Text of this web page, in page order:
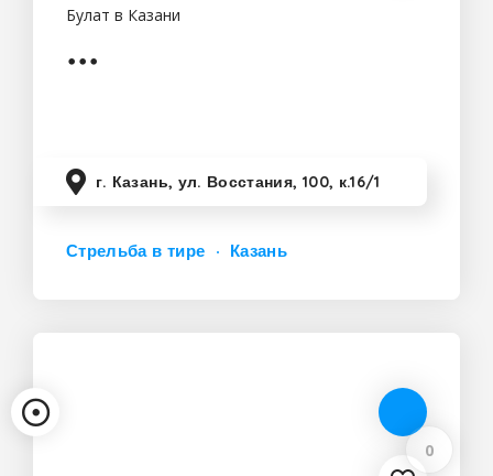
Булат в Казани
г. Казань, ул. Восстания, 100, к.16/1
Стрельба в тире Казань
0